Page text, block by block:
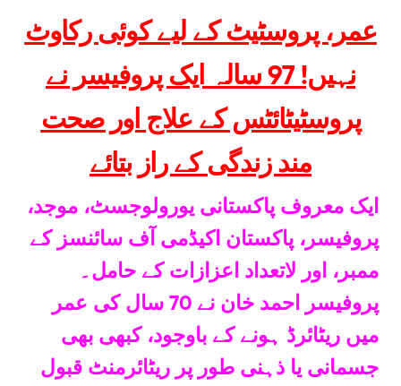
عمر، پروسٹیٹ کے لیے کوئی رکاوٹ
نہیں! 97 سالہ ایک پروفیسر نے
پروسٹیٹائٹس کے علاج اور صحت
مند زندگی کے راز بتائے
ایک معروف پاکستانی یورولوجسٹ، موجد،
پروفیسر، پاکستان اکیڈمی آف سائنسز کے
ممبر، اور لاتعداد اعزازات کے حامل۔
پروفیسر احمد خان نے 70 سال کی عمر
میں ریٹائرڈ ہونے کے باوجود، کبھی بھی
جسمانی یا ذہنی طور پر ریٹائرمنٹ قبول